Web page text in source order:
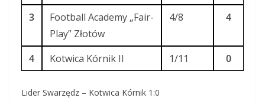
3
Football Academy „Fair-
Play” Złotów
4/8 4
4 Kotwica Kórnik II 1/11 0
Lider Swarzędz – Kotwica Kórnik 1:0